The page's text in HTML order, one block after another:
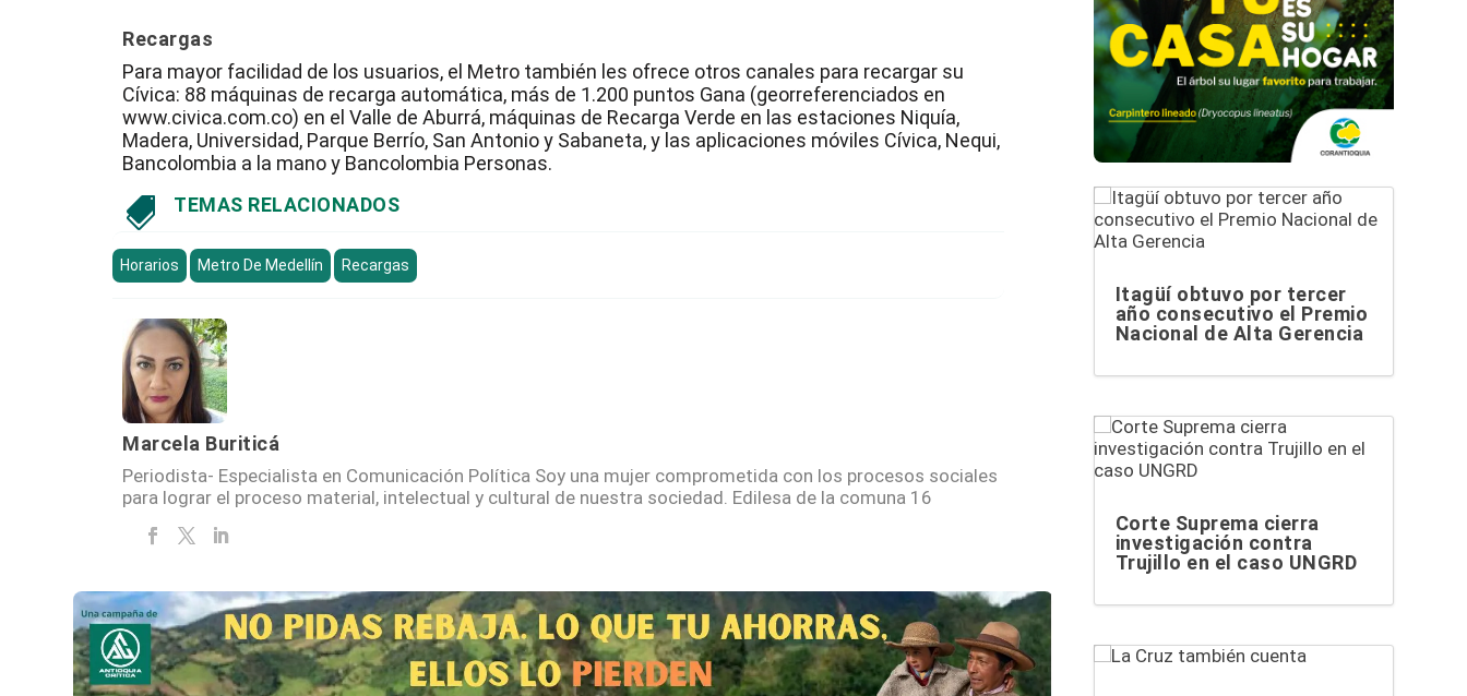
Recargas
Para mayor facilidad de los usuarios, el Metro también les ofrece otros canales para recargar su
Cívica: 88 máquinas de recarga automática, más de 1.200 puntos Gana (georreferenciados en
www.civica.com.co) en el Valle de Aburrá, máquinas de Recarga Verde en las estaciones Niquía,
Madera, Universidad, Parque Berrío, San Antonio y Sabaneta, y las aplicaciones móviles Cívica, Nequi,
Bancolombia a la mano y Bancolombia Personas.
 TEMAS RELACIONADOS
Horarios Metro De Medellín Recargas
Marcela Buriticá
Periodista- Especialista en Comunicación Política Soy una mujer comprometida con los procesos sociales
para lograr el proceso material, intelectual y cultural de nuestra sociedad. Edilesa de la comuna 16
Itagüí obtuvo por tercer
año consecutivo el Premio
Nacional de Alta Gerencia
Corte Suprema cierra
investigación contra
Trujillo en el caso UNGRD